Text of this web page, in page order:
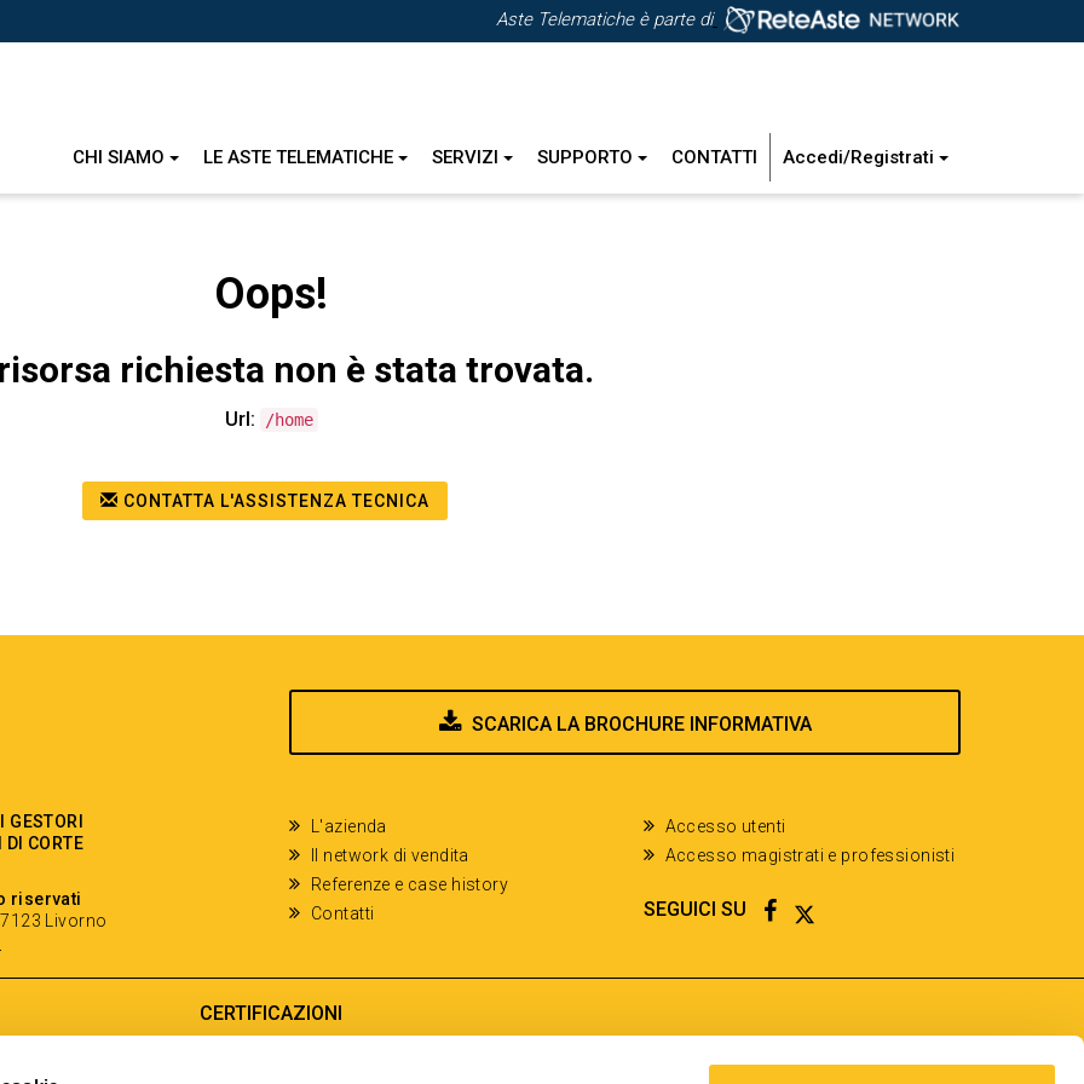
Aste Telematiche è parte di
CHI SIAMO LE ASTE TELEMATICHE SERVIZI SUPPORTO CONTATTI Accedi/Registrati
Oops!
richiesta non è stata trovata.
Url: /home
CONTATTA L'ASSISTENZA TECNICA
SCARICA LA BROCHURE INFORMATIVA
DI CORTE
riservati
Livorno
L'azienda
Il network di vendita
Referenze e case history
Contatti
Accesso utenti
Accesso magistrati e professionisti
SEGUICI SU FACEBOOK
TWITTER
CERTIFICAZIONI